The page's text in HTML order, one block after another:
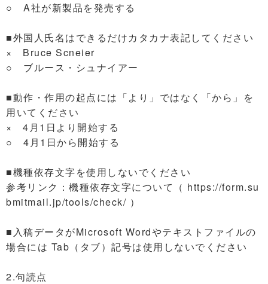
○ A社が新製品を発売する
■外国人氏名はできるだけカタカナ表記してください
× Bruce Scneier
○ ブルース・シュナイアー
■動作・作用の起点には「より」ではなく「から」を
用いてください
× 4月1日より開始する
○ 4月1日から開始する
■機種依存文字を使用しないでください
参考リンク：機種依存文字について（ https://form.su
bmitmail.jp/tools/check/ ）
■入稿データがMicrosoft Wordやテキストファイルの
場合には Tab（タブ）記号は使用しないでください
2.句読点